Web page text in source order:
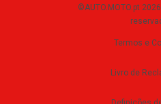
©AUTO.MOTO.pt 2026
Termos e
Livro de